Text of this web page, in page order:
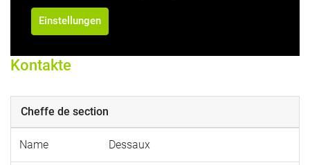
Einstellungen
Kontakte
Cheffe de section
Name Dessaux